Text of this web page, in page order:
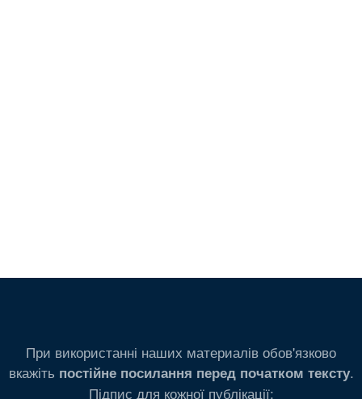
При використанні наших материалів обов'язково
вкажіть постійне посилання перед початком тексту.
Підпис для кожної публікації: